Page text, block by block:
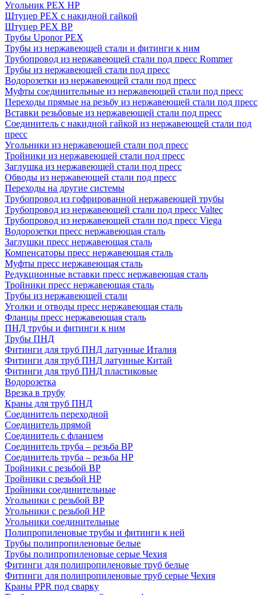
Угольник PEX НР
Штуцер PEX c накидной гайкой
Штуцер PEX ВР
Трубы Uponor PEX
Трубы из нержавеющей стали и фитинги к ним
Трубопровод из нержавеющей стали под пресс Rommer
Трубы из нержавеющей стали под пресс
Водорозетки из нержавеющей стали под пресс
Муфты соединительные из нержавеющей стали под пресс
Переходы прямые на резьбу из нержавеющей стали под пресс
Вставки резьбовые из нержавеющей стали под пресс
Соединитель с накидной гайкой из нержавеющей стали под
пресс
Угольники из нержавеющей стали под пресс
Тройники из нержавеющей стали под пресс
Заглушка из нержавеющей стали под пресс
Обводы из нержавеющей стали под пресс
Переходы на другие системы
Трубопровод из гофрированной нержавеющей трубы
Трубопровод из нержавеющей стали под пресс Valtec
Трубопровод из нержавеющей стали под пресс Viega
Водорозетки пресс нержавеющая сталь
Заглушки пресс нержавеющая сталь
Компенсаторы пресс нержавеющая сталь
Муфты пресс нержавеющая сталь
Редукционные вставки пресс нержавеющая сталь
Тройники пресс нержавеющая сталь
Трубы из нержавеющей стали
Уголки и отводы пресс нержавеющая сталь
Фланцы пресс нержавеющая сталь
ПНД трубы и фитинги к ним
Трубы ПНД
Фитинги для труб ПНД латунные Италия
Фитинги для труб ПНД латунные Китай
Фитинги для труб ПНД пластиковые
Водорозетка
Врезка в трубу
Краны для труб ПНД
Соединитель переходной
Соединитель прямой
Соединитель с фланцем
Соединитель труба – резьба ВР
Соединитель труба – резьба НР
Тройники с резьбой ВР
Тройники с резьбой НР
Тройники соединительные
Угольники с резьбой ВР
Угольники с резьбой НР
Угольники соединительные
Полипропиленовые трубы и фитинги к ней
Трубы полипропиленовые белые
Трубы полипропиленовые серые Чехия
Фитинги для полипропиленовые труб белые
Фитинги для полипропиленовые труб серые Чехия
Краны PPR под сварку